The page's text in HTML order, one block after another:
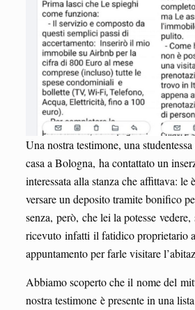
Una nostra testimone, una
casa a Bologna, ha contattato un
interessata alla stanza che affittava: le
versare un deposito tramite bonifico
senza, però, che lei la potesse
ricevuto infatti il fatidico proprietario
appuntamento per farle visitare
Abbiamo scoperto che il nome del
nostra testimone è presente in una